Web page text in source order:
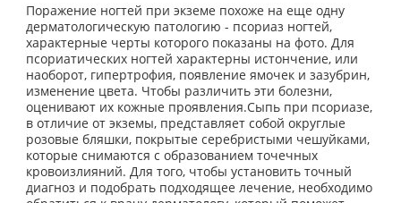
Поражение ногтей при экземе похоже на еще одну
дерматологическую патологию - псориаз ногтей,
характерные черты которого показаны на фото. Для
псориатических ногтей характерны истончение, или
наоборот, гипертрофия, появление ямочек и зазубрин,
изменение цвета. Чтобы различить эти болезни,
оценивают их кожные проявления.Сыпь при псориазе,
в отличие от экземы, представляет собой округлые
розовые бляшки, покрытые серебристыми чешуйками,
которые снимаются с образованием точечных
кровоизлияний. Для того, чтобы установить точный
диагноз и подобрать подходящее лечение, необходимо